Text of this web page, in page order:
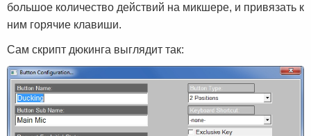
большое количество действий на микшере, и привязать к
ним горячие клавиши.
Сам скрипт дюкинга выглядит так: